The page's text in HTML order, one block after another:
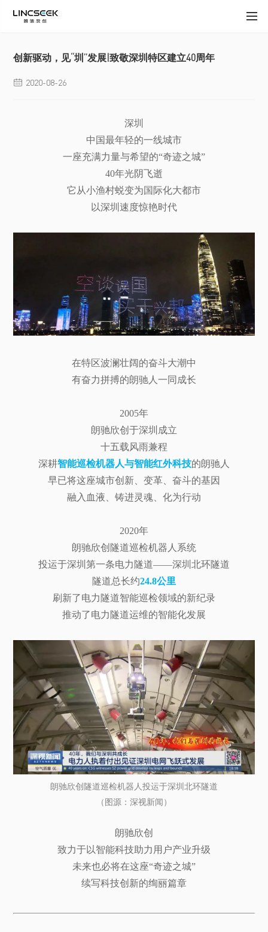
创新驱动，见“圳”发展|致敬深圳特区建立40周年
 2020-08-26
深圳
中国最年轻的一线城市
一座充满力量与希望的“奇迹之城”
40年光阴飞逝
它从小渔村蜕变为国际化大都市
以深圳速度惊艳时代
在特区波澜壮阔的奋斗大潮中
有奋力拼搏的朗驰人一同成长
2005年
朗驰欣创于深圳成立
十五载风雨兼程
深耕智能巡检机器人与智能红外科技的朗驰人
早已将这座城市创新、变革、奋斗的基因
融入血液、铸进灵魂、化为行动
2020年
朗驰欣创隧道巡检机器人系统
投运于深圳第一条电力隧道——深圳北环隧道
隧道总长约24.8公里
刷新了电力隧道智能巡检领域的新纪录
推动了电力隧道运维的智能化发展
朗驰欣创隧道巡检机器人投运于深圳北环隧道
（图源：深视新闻）
朗驰欣创
致力于以智能科技助力用户产业升级
未来也必将在这座“奇迹之城”
续写科技创新的绚丽篇章